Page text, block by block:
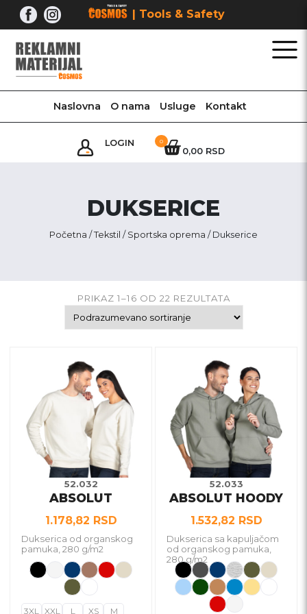
Skip
content
| Tools & Safety
Naslovna O nama Usluge Kontakt
LOGIN
0,00 RSD
0
DUKSERICE
Početna / Tekstil / Sportska oprema / Dukserice
PRIKAZ 1–16 OD 22 REZULTATA
52.032
ABSOLUT
1.178,82 RSD
Dukserica od organskog
pamuka, 280 g/m2
proizvod
ima
više
varijanti.
Opcije
mogu
izabrane
proizvoda.
3XL XXL L XS
M
52.033
ABSOLUT HOODY
1.532,82 RSD
Dukserica sa kapuljačom
od organskog pamuka,
280 g/m2
proizvod
ima
više
varijanti.
Opcije
mogu
izabrane
proizvoda.